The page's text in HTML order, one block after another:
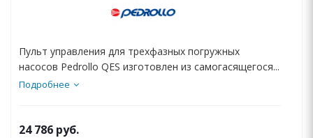
Пульт управления для трехфазных погружных
насосов Pedrollo QES изготовлен из самогасящегося...
Подробнее
24 786 руб.